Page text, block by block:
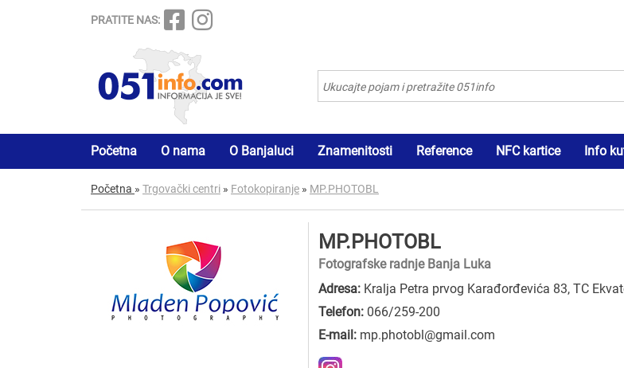
PRATITE NAS:
Početna O nama O Banjaluci Znamenitosti Reference NFC kartice Info
Početna » Trgovački centri » Fotokopiranje » MP.PHOTOBL
MP.PHOTOBL
Fotografske radnje Banja Luka
Adresa: Kralja Petra prvog Karađorđevića 83, TC
Telefon: 066/259-200
E-mail: mp.photobl@gmail.com